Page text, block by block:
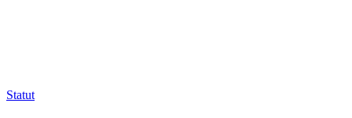
Statut